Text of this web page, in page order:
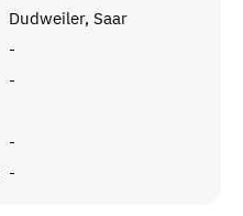
Dudweiler, Saar
-
-
-
-